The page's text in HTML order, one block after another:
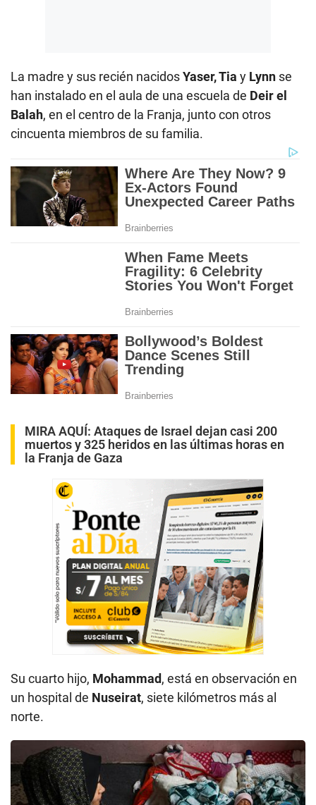
La madre y sus recién nacidosYaser, Tia y Lynn se
han instalado en el aula de una escuela de Deir el
Balah, en el centro de la Franja, junto con otros
cincuenta miembros de su familia.
MIRA AQUÍ: Ataques de Israel dejan casi 200
muertos y 325 heridos en las últimas horas en
la Franja de Gaza
Su cuarto hijo, Mohammad, está en observación en
un hospital de Nuseirat, siete kilómetros más al
norte.